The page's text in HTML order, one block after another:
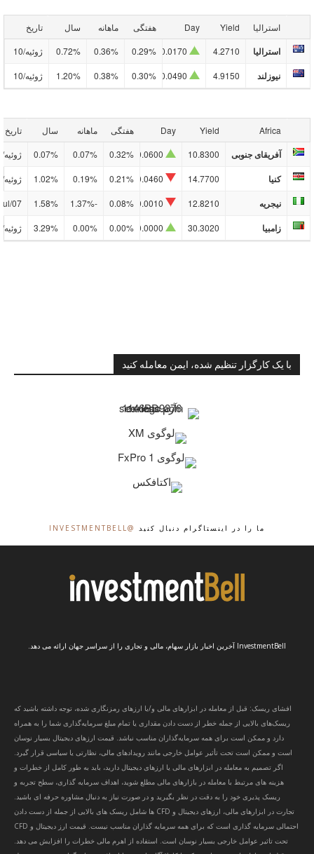
استرالیا Yield
Day هفتگی ماهانه سال تاریخ
استرالیا 4.2710
0.29%
0.36%
0.72% ژوئیه/10
نیوزلند 4.9150
0.30%
0.38%
1.20% ژوئیه/10
Africa
Yield
Day هفتگی ماهانه سال تاریخ
آفریقای جنوبی 10.8300
0.32%
0.07%
0.07% ژوئیه/10
کنیا 14.7700
0.21%
0.19%
1.02% ژوئیه/10
نیجریه 12.8210
0.08%
-1.37%
1.58%
07
زامبیا 30.3020
0.00%
0.00%
3.29% ژوئیه/10
با یک کارگزار تنظیم شده، ایمن معامله کنید
ما را در اینستاگرام دنبال کنید @INVESTMENTBELL
InvestmentBell آخرین اخبار بازار سهام، مالی و تجاری را از سراسر جهان ارائه می دهد.
افشای ریسک: قبل از معامله در ابزارهای مالی و/یا ارزهای رمزنگاری شده، توجه داشته باشید که
ریسک‌های بالایی از جمله خطر از دست دادن مقداری یا تمام مبلغ سرمایه‌گذاری شما را به همراه
دارد و ممکن است برای همه سرمایه‌گذاران مناسب نباشد. قیمت ارزهای دیجیتال بسیار نوسان
است و ممکن است تحت تأثیر عوامل خارجی مانند رویدادهای مالی، نظارتی یا سیاسی قرار گیرد.
اگر تصمیم به معامله در ابزارهای مالی یا ارزهای دیجیتال دارید، باید به طور کامل از خطرات و
هزینه های مرتبط با معامله در بازارهای مالی مطلع شوید، اهداف سرمایه گذاری، سطح تجربه و
ریسک پذیری خود را به دقت در نظر بگیرید و در صورت نیاز به دنبال مشاوره حرفه ای باشید.
تجارت در ابزارهای مالی، ارزهای دیجیتال و CFD ها شامل ریسک های بالایی از جمله از دست دادن
احتمالی سرمایه گذاری است که برای همه سرمایه گذاران مناسب نیست. قیمت ارز دیجیتال و CFD
تحت تاثیر عوامل خارجی بسیار نوسان است. استفاده از اهرم مالی خطرات را افزایش می دهد.